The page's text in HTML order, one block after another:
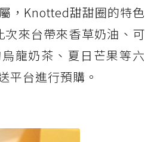
，Knotted甜甜圈的特色
來台帶來香草奶油、可
龍奶茶、夏日芒果等六
平台進行預購。